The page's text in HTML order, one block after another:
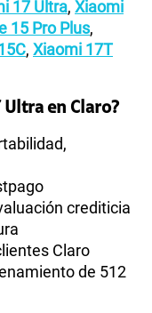
17 Ultra, Xiaomi
15 Pro Plus,
, Xiaomi 17T
Ultra en Claro?
crediticia
Claro
de 512